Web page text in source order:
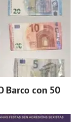
Barco con 50